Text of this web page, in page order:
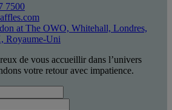
7500
at The OWO, Whitehall, Londres,
Royaume-Uni
de vous accueillir dans l’univers
votre retour avec impatience.